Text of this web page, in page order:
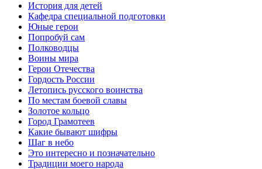
История для детей
Кафедра специальной подготовки
Юные герои
Попробуй сам
Полководцы
Воины мира
Герои Отечества
Гордость России
Летопись русского воинства
По местам боевой славы
Золотое кольцо
Город Грамотеев
Какие бывают шифры
Шаг в небо
Это интересно и позначательно
Традиции моего народа